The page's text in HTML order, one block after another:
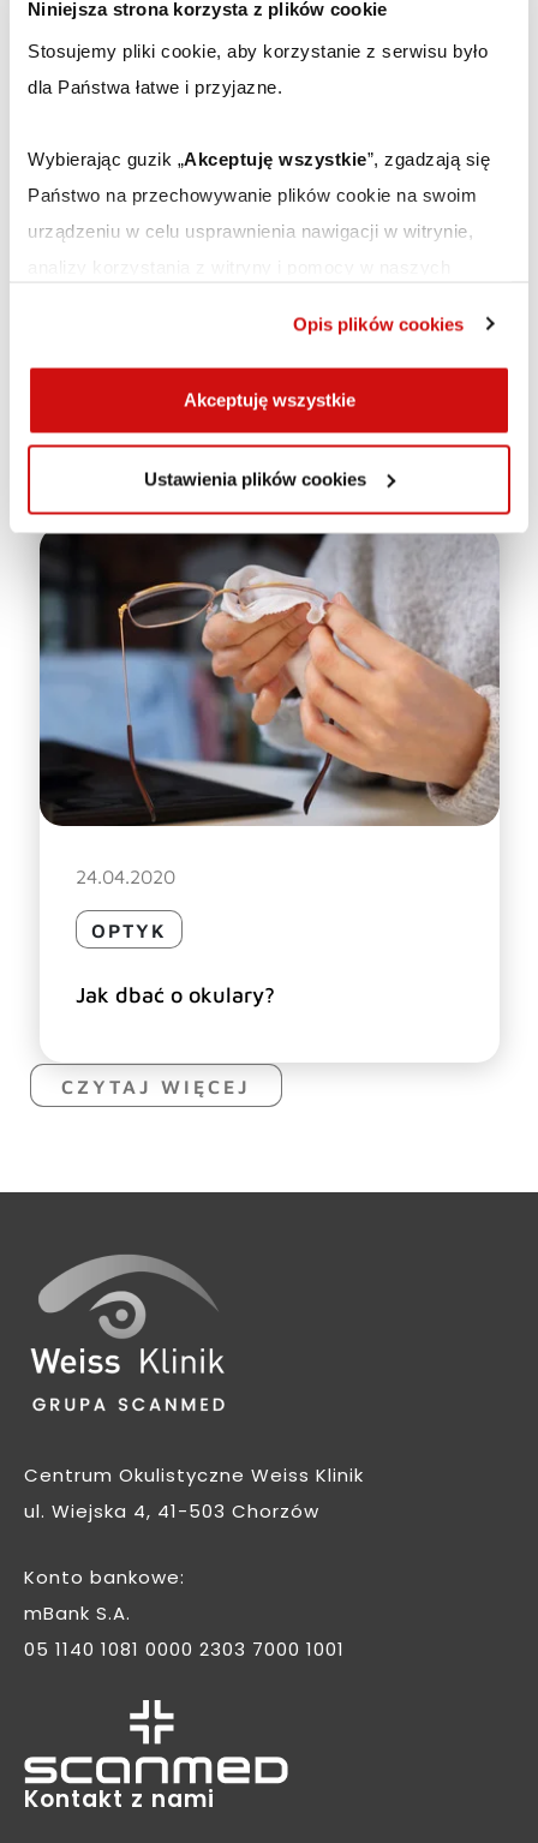
Niniejsza strona korzysta z plików cookie
Stosujemy pliki cookie, aby korzystanie z serwisu było
dla Państwa łatwe i przyjazne.
Wybierając guzik „ Akceptuję wszystkie”, zgadzają się
Państwo na przechowywanie plików cookie na swoim
urządzeniu w celu usprawnienia nawigacji w witrynie,
używane również do personalizacji reklam. Aby
dostosować ustawienia dotyczących plików cookies,
Ustawienia plików cookies”.
Szczegółowe informacje znajdą Państwo w
prywatności Scanmed.
Opis plików cookies
Akceptuję wszystkie
Ustawienia plików cookies
OPTYK
Wszystko o okularach
przeciwsłonecznych
24.04.2020
OPTYK
Jak dbać o okulary?
CZYTAJ WIĘCEJ
Centrum Okulistyczne Weiss Klinik
ul. Wiejska 4, 41-503 Chorzów
Konto bankowe:
mBank S.A.
05 1140 1081 0000 2303 7000 1001
Kontakt z nami